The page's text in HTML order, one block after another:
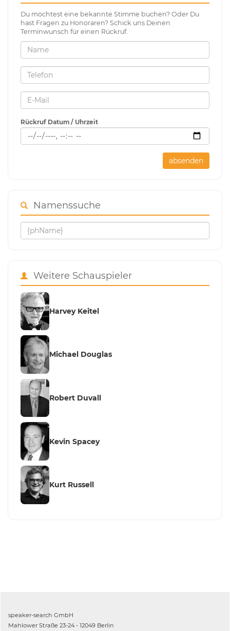
Du möchtest eine bekannte Stimme buchen? Oder Du
hast Fragen zu Honoraren? Schick uns Deinen
Terminwunsch für einen Rückruf.
Rückruf Datum / Uhrzeit
absenden
Namenssuche
Weitere Schauspieler
Harvey Keitel
Michael Douglas
Robert Duvall
Kevin Spacey
Kurt Russell
speaker-search GmbH
Mahlower Straße 23-24 - 12049 Berlin